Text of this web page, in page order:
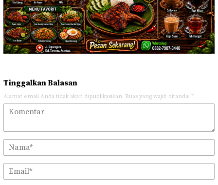
Tinggalkan Balasan
Alamat email Anda tidak akan dipublikasikan. Ruas yang wajib ditandai *